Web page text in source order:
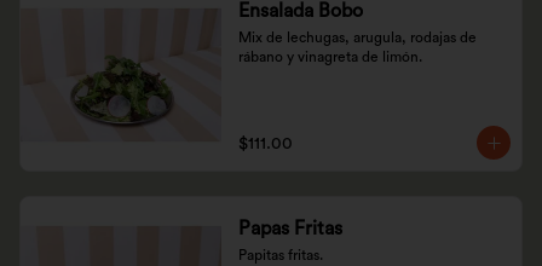
Ensalada Bobo
Mix de lechugas, arugula, rodajas de
rábano y vinagreta de limón.
$111.00
Papas Fritas
Papitas fritas.